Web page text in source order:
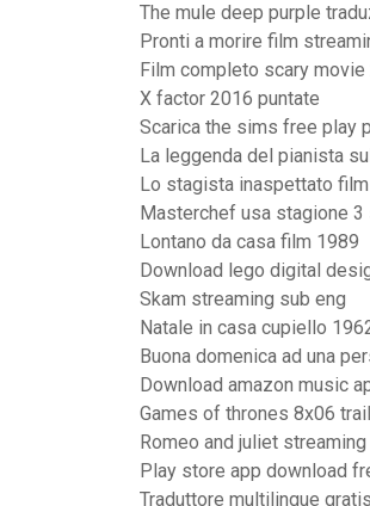
The mule deep purple
Pronti a morire film
Film completo scary movie
X factor 2016 puntate
Scarica the sims free play
La leggenda del pianista
Lo stagista inaspettato
Masterchef usa stagione 3
Lontano da casa film 1989
Download lego digital
Skam streaming sub eng
Natale in casa cupiello
Buona domenica ad una
Download amazon music
Games of thrones 8x06
Romeo and juliet streaming
Play store app download
Traduttore multilingue